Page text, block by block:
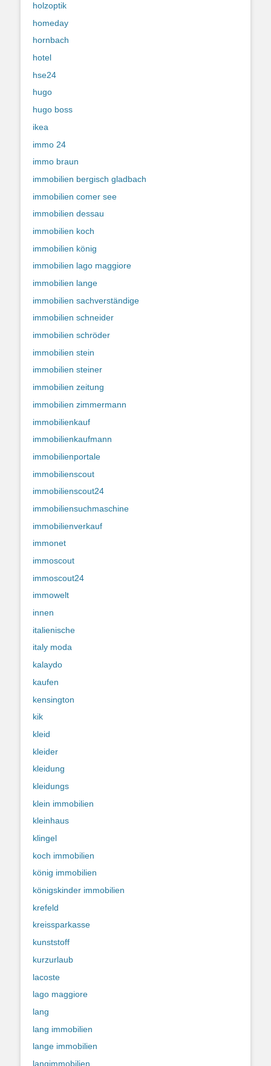
holzoptik
homeday
hornbach
hotel
hse24
hugo
hugo boss
ikea
immo 24
immo braun
immobilien bergisch gladbach
immobilien comer see
immobilien dessau
immobilien koch
immobilien könig
immobilien lago maggiore
immobilien lange
immobilien sachverständige
immobilien schneider
immobilien schröder
immobilien stein
immobilien steiner
immobilien zeitung
immobilien zimmermann
immobilienkauf
immobilienkaufmann
immobilienportale
immobilienscout
immobilienscout24
immobiliensuchmaschine
immobilienverkauf
immonet
immoscout
immoscout24
immowelt
innen
italienische
italy moda
kalaydo
kaufen
kensington
kik
kleid
kleider
kleidung
kleidungs
klein immobilien
kleinhaus
klingel
koch immobilien
könig immobilien
königskinder immobilien
krefeld
kreissparkasse
kunststoff
kurzurlaub
lacoste
lago maggiore
lang
lang immobilien
lange immobilien
langimmobilien